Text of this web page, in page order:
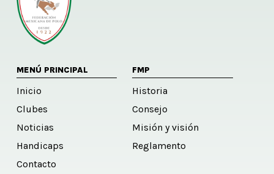
MENÚ PRINCIPAL
Inicio
Clubes
Noticias
Handicaps
Contacto
FMP
Historia
Consejo
Misión y visión
Reglamento